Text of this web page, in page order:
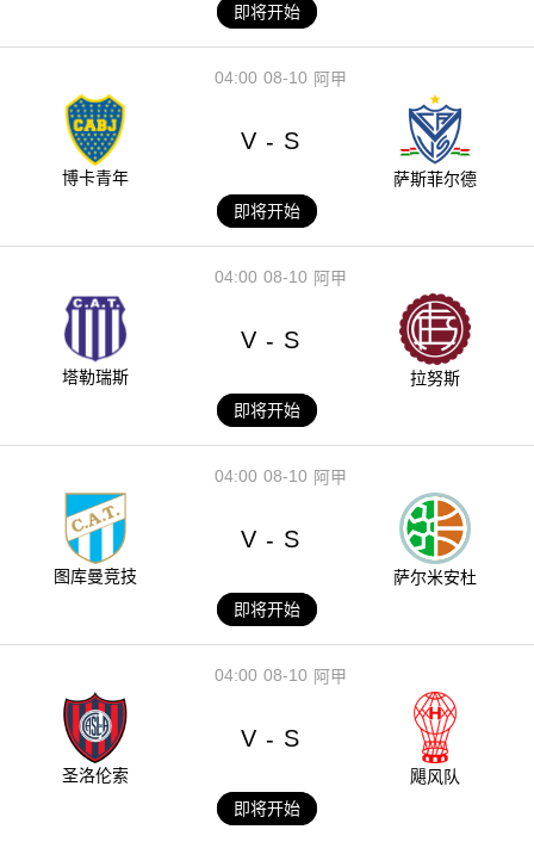
即将开始
08-10
04:00 阿甲
博卡青年
V - S
萨斯菲尔德
即将开始
08-10
04:00 阿甲
塔勒瑞斯
V - S
拉努斯
即将开始
08-10
04:00 阿甲
图库曼竞技
V - S
萨尔米安杜
即将开始
08-10
04:00 阿甲
圣洛伦索
V - S
飓风队
即将开始